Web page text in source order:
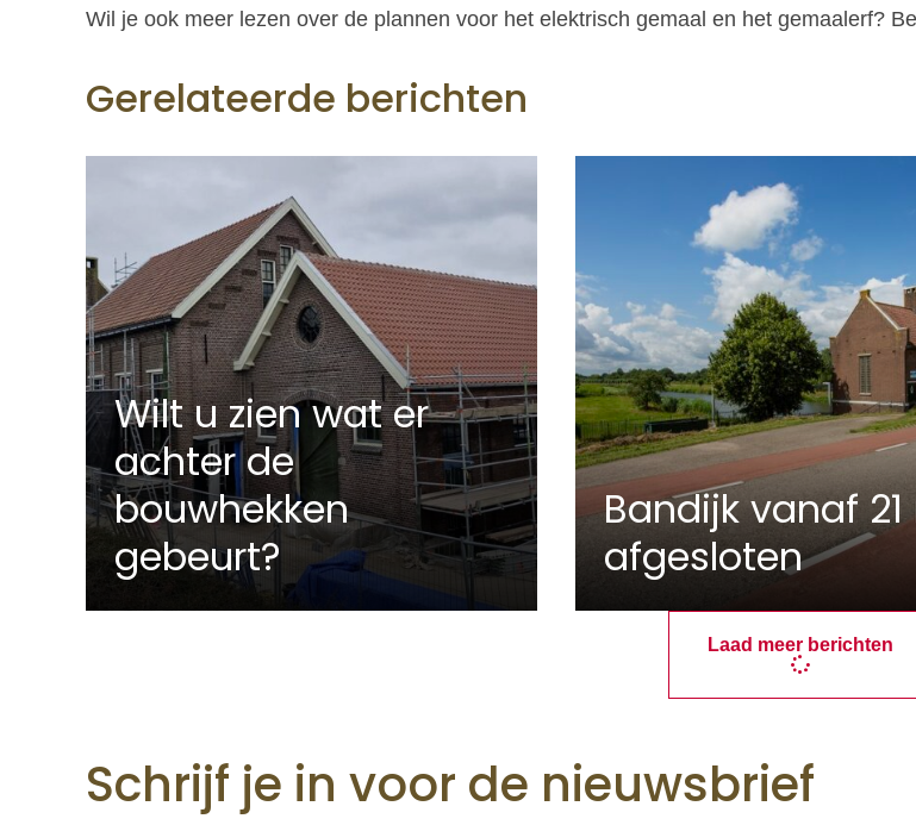
Wil je ook meer lezen over de plannen voor het elektrisch gemaal en het gemaalerf?
Gerelateerde berichten
Wilt u zien wat er
achter de
bouwhekken
gebeurt?
Bandijk vanaf
afgesloten
Laad meer berichten
Schrijf je in voor de nieuwsbrief